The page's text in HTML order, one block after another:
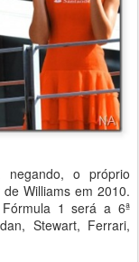
negando, o próprio
Williams em 2010.
1 será a 6ª
Stewart, Ferrari,